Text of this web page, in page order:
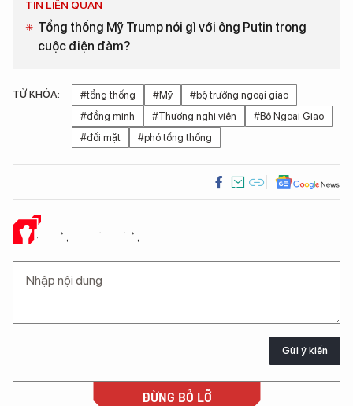
TIN LIÊN QUAN
Tổng thống Mỹ Trump nói gì với ông Putin trong
cuộc điện đàm?
TỪ KHÓA: #tổng thống #Mỹ
#bộ trưởng ngoại giao
#đồng minh
#Thượng nghị viện
#Bộ Ngoại Giao
#đối mặt
#phó tổng thống
Ý KIẾN CỦA BẠN
Gửi ý kiến
ĐỪNG BỎ LỠ